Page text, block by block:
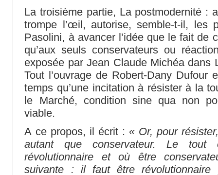
La troisième partie, La postmodernité :
trompe l’œil, autorise, semble-t-il, les
Pasolini, à avancer l’idée que le fait de
qu’aux seuls conservateurs ou
exposée par Jean Claude Michéa dans
Tout l’ouvrage de Robert-Dany Dufour
temps qu’une incitation à résister à la
le Marché, condition sine qua non
viable.
A ce propos, il écrit : « Or, pour
autant que conservateur. Le
révolutionnaire et où être
suivante : il faut être révolutionnaire